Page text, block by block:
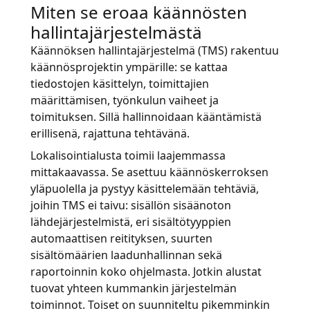
Miten se eroaa käännösten
hallintajärjestelmästä
Käännöksen hallintajärjestelmä (TMS) rakentuu
käännösprojektin ympärille: se kattaa
tiedostojen käsittelyn, toimittajien
määrittämisen, työnkulun vaiheet ja
toimituksen. Sillä hallinnoidaan kääntämistä
erillisenä, rajattuna tehtävänä.
Lokalisointialusta toimii laajemmassa
mittakaavassa. Se asettuu käännöskerroksen
yläpuolella ja pystyy käsittelemään tehtäviä,
joihin TMS ei taivu: sisällön sisäänoton
lähdejärjestelmistä, eri sisältötyyppien
automaattisen reitityksen, suurten
sisältömäärien laadunhallinnan sekä
raportoinnin koko ohjelmasta. Jotkin alustat
tuovat yhteen kummankin järjestelmän
toiminnot. Toiset on suunniteltu pikemminkin